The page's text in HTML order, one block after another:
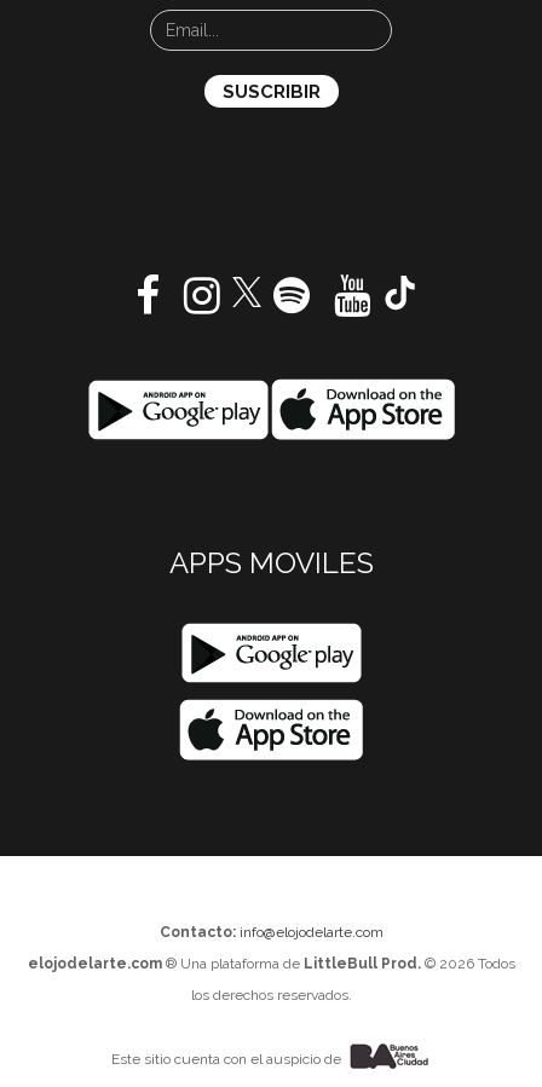
APPS MOVILES
Contacto: info@elojodelarte.com
elojodelarte.com® Una plataforma de LittleBull Prod.© 2026 Todos
los derechos reservados.
Este sitio cuenta con el auspicio de